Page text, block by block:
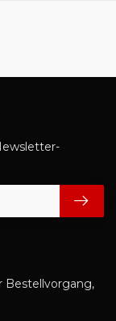
Bestellvorgang,